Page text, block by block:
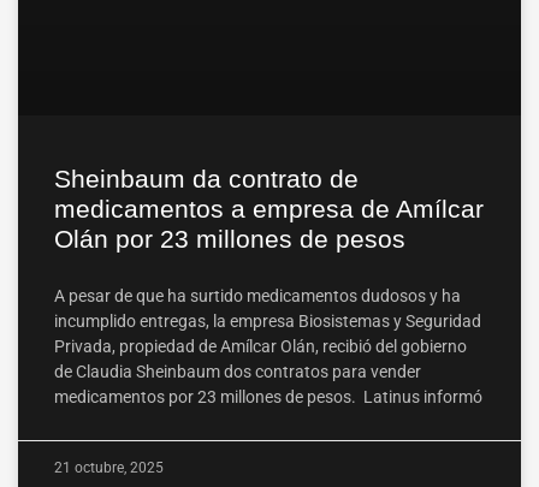
Sheinbaum da contrato de
medicamentos a empresa de Amílcar
Olán por 23 millones de pesos
A pesar de que ha surtido medicamentos dudosos y ha
incumplido entregas, la empresa Biosistemas y Seguridad
Privada, propiedad de Amílcar Olán, recibió del gobierno
de Claudia Sheinbaum dos contratos para vender
medicamentos por 23 millones de pesos. Latinus informó
21 octubre, 2025